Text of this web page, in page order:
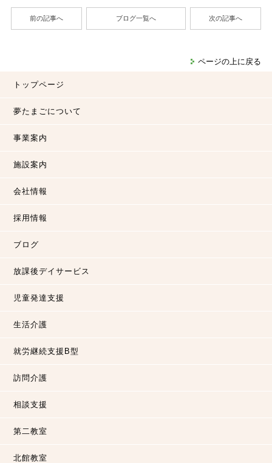
前の記事へ ブログ一覧へ 次の記事へ
ページの上に戻る
トップページ
夢たまごについて
事業案内
施設案内
会社情報
採用情報
ブログ
放課後デイサービス
児童発達支援
生活介護
就労継続支援B型
訪問介護
相談支援
第二教室
北館教室